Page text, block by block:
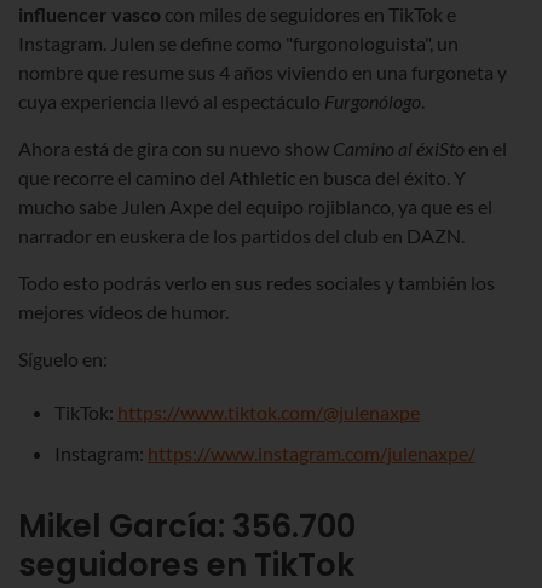
influencer vasco con miles de seguidores en TikTok e
Instagram. Julen se define como "furgonologuista", un
nombre que resume sus 4 años viviendo en una furgoneta y
cuya experiencia llevó al espectáculo Furgonólogo.
Ahora está de gira con su nuevo show Camino al éxiSto en el
que recorre el camino del Athletic en busca del éxito. Y
mucho sabe Julen Axpe del equipo rojiblanco, ya que es el
narrador en euskera de los partidos del club en DAZN.
Todo esto podrás verlo en sus redes sociales y también los
mejores vídeos de humor.
Síguelo en:
TikTok: https://www.tiktok.com/@julenaxpe
Instagram: https://www.instagram.com/julenaxpe/
Mikel García: 356.700
seguidores en TikTok